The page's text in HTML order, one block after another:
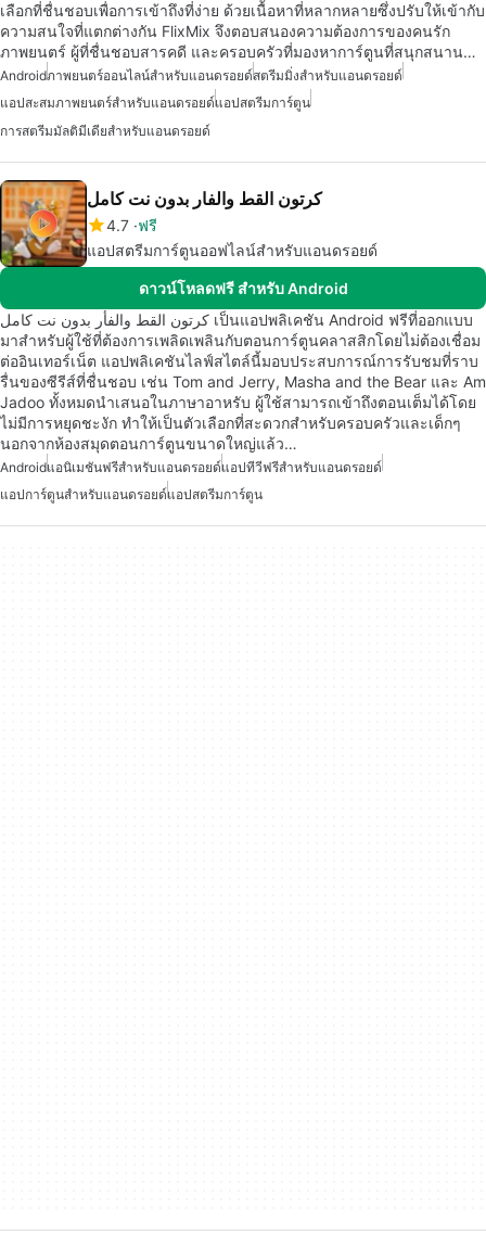
เลือกที่ชื่นชอบเพื่อการเข้าถึงที่ง่าย ด้วยเนื้อหาที่หลากหลายซึ่งปรับให้เข้ากับ
ความสนใจที่แตกต่างกัน FlixMix จึงตอบสนองความต้องการของคนรัก
ภาพยนตร์ ผู้ที่ชื่นชอบสารคดี และครอบครัวที่มองหาการ์ตูนที่สนุกสนาน…
Androidภาพยนตร์ออนไลน์สำหรับแอนดรอยด์สตรีมมิ่งสำหรับแอนดรอยด์
แอปสะสมภาพยนตร์สำหรับแอนดรอยด์แอปสตรีมการ์ตูน
การสตรีมมัลติมีเดียสำหรับแอนดรอยด์
كرتون القط والفار بدون نت كامل
4.7 ฟรี
แอปสตรีมการ์ตูนออฟไลน์สำหรับแอนดรอยด์
ดาวน์โหลดฟรี สำหรับ Android
كرتون القط والفأر بدون نت كامل เป็นแอปพลิเคชัน Android ฟรีที่ออกแบบ
มาสำหรับผู้ใช้ที่ต้องการเพลิดเพลินกับตอนการ์ตูนคลาสสิกโดยไม่ต้องเชื่อม
ต่ออินเทอร์เน็ต แอปพลิเคชันไลฟ์สไตล์นี้มอบประสบการณ์การรับชมที่ราบ
รื่นของซีรีส์ที่ชื่นชอบ เช่น Tom and Jerry, Masha and the Bear และ Am
Jadoo ทั้งหมดนำเสนอในภาษาอาหรับ ผู้ใช้สามารถเข้าถึงตอนเต็มได้โดย
ไม่มีการหยุดชะงัก ทำให้เป็นตัวเลือกที่สะดวกสำหรับครอบครัวและเด็กๆ
นอกจากห้องสมุดตอนการ์ตูนขนาดใหญ่แล้ว…
Androidแอนิเมชันฟรีสำหรับแอนดรอยด์แอปทีวีฟรีสำหรับแอนดรอยด์
แอปการ์ตูนสำหรับแอนดรอยด์แอปสตรีมการ์ตูน